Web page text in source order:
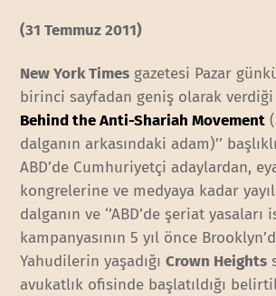
(31 Temmuz 2011)
New York Times gazetesi Pazar
birinci sayfadan geniş olarak verdiği
Behind the Anti-Shariah Movement
dalganın arkasındaki adam)’’
ABD’de Cumhuriyetçi adaylardan,
kongrelerine ve medyaya kadar
dalganın ve ‘’ABD’de şeriat yasaları
kampanyasının 5 yıl önce
Yahudilerin yaşadığıCrown Heights
avukatlık ofisinde başlatıldığı